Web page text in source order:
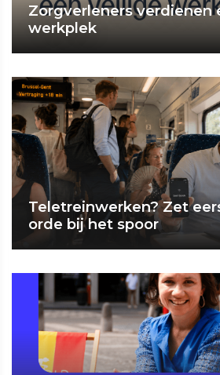
Zorgverleners verdienen
werkplek
Teletreinwerken? Zet
orde bij het spoor